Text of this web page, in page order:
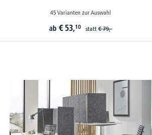
45 Varianten zur Auswahl
ab € 53,10 statt€ 79,-